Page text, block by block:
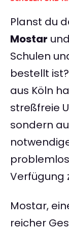
Planst du
Mostar
Schulen
bestellt
aus Köln
streßfreie
sondern
Verfügung
Mostar,
reicher